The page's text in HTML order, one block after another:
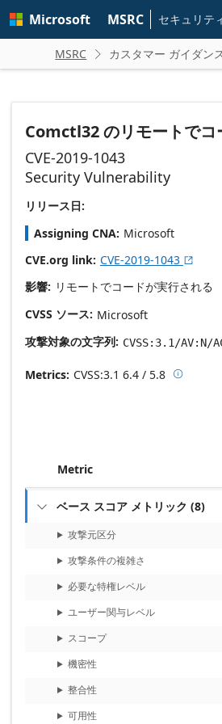
main
Microsoft MSRC セキュリテ
MSRC  カスタマー ガイダン
Comctl32 のリモートで
CVE-2019-1043
Security Vulnerability
リリース日:
Assigning CNA Microsoft
CVE.org link CVE-2019-1043 
影響 リモートでコードが実行される
CVSS ソース Microsoft
攻撃対象の文字列
CVSS:3.1/AV:N/
Metrics CVSS:3.1 6.4 / 5.8 Base
Metric
 ベース スコア メトリック (8)
攻撃元区分
攻撃条件の複雑さ
必要な特権レベル
ユーザー関与レベル
スコープ
機密性
整合性
可用性